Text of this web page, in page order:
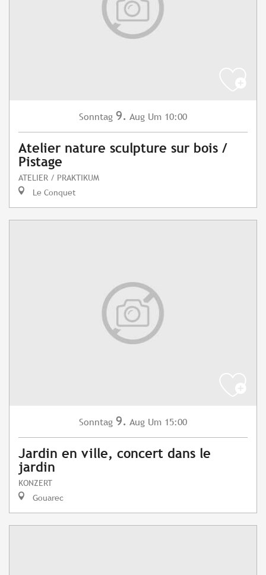
Sonntag 9. Aug Um 10:00
Atelier nature sculpture sur bois /
Pistage
ATELIER / PRAKTIKUM
Le Conquet
Sonntag 9. Aug Um 15:00
Jardin en ville, concert dans le
jardin
KONZERT
Gouarec